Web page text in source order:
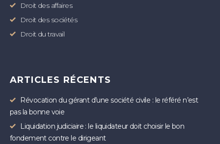
Droit des affaires
Droit des sociétés
Droit du travail
ARTICLES RÉCENTS
Révocation du gérant d’une société civile : le référé n’est
pas la bonne voie
Liquidation judiciaire : le liquidateur doit choisir le bon
fondement contre le dirigeant